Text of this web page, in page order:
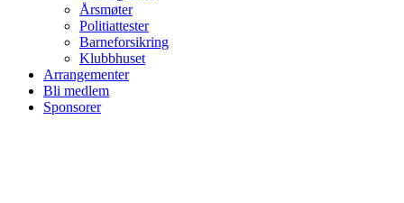
Årsmøter
Politiattester
Barneforsikring
Klubbhuset
Arrangementer
Bli medlem
Sponsorer